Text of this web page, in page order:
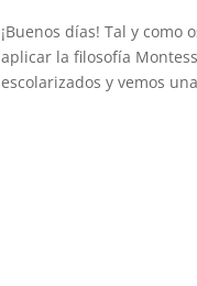
¡Buenos días! Tal y
aplicar la filosofía
escolarizados y vemos